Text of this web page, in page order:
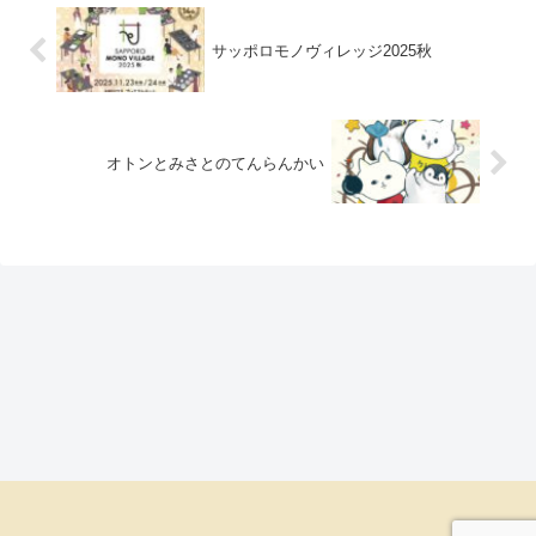
サッポロモノヴィレッジ2025秋
オトンとみさとのてんらんかい